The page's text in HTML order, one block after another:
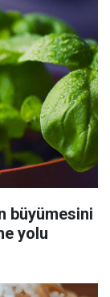
büyümesini
yolu